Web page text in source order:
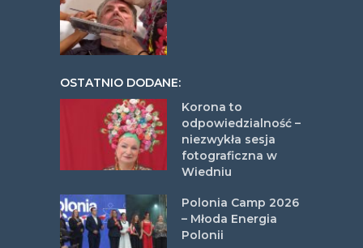
OSTATNIO DODANE:
Korona to
odpowiedzialność –
niezwykła sesja
fotograficzna w
Wiedniu
Polonia Camp 2026
– Młoda Energia
Polonii